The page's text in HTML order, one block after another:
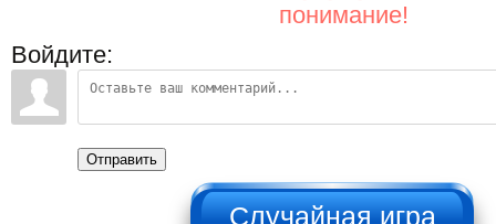
понимание!
Войдите:
Отправить
НЕ НАЖИМАТЬ!!!